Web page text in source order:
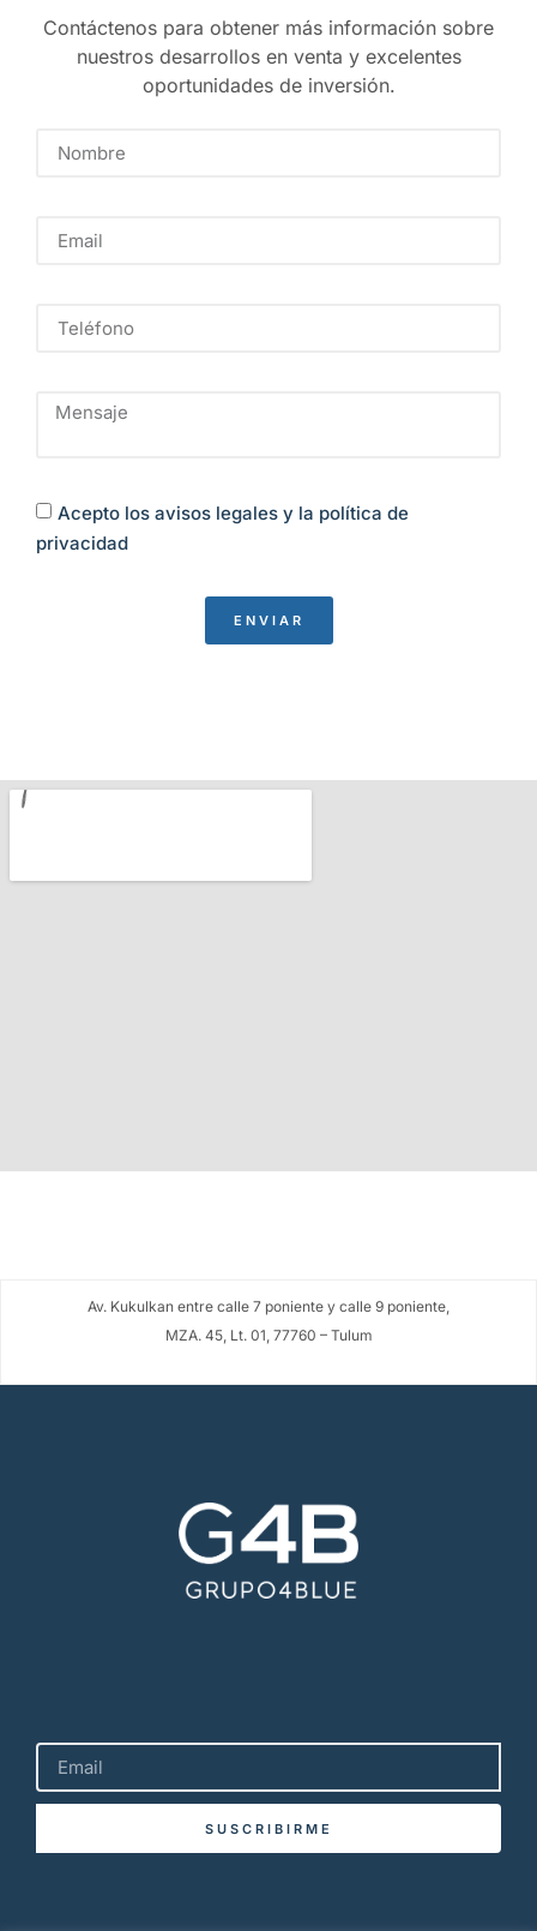
Av. Kukulkan entre calle 7 poniente y calle 9 poniente,
MZA. 45, Lt. 01, 77760 – Tulum
Contáctenos para obtener más información sobre
nuestros desarrollos en venta y excelentes
oportunidades de inversión.
Acepto los avisos legales y la política de
privacidad
ENVIAR
SUSCRIBIRME